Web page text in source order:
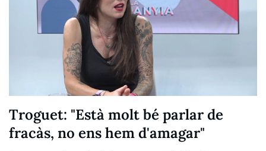
Troguet: "Està molt bé parlar de
fracàs, no ens hem d'amagar"